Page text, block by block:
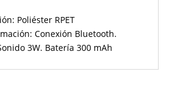
Poliéster RPET
Conexión Bluetooth.
3W. Batería 300 mAh